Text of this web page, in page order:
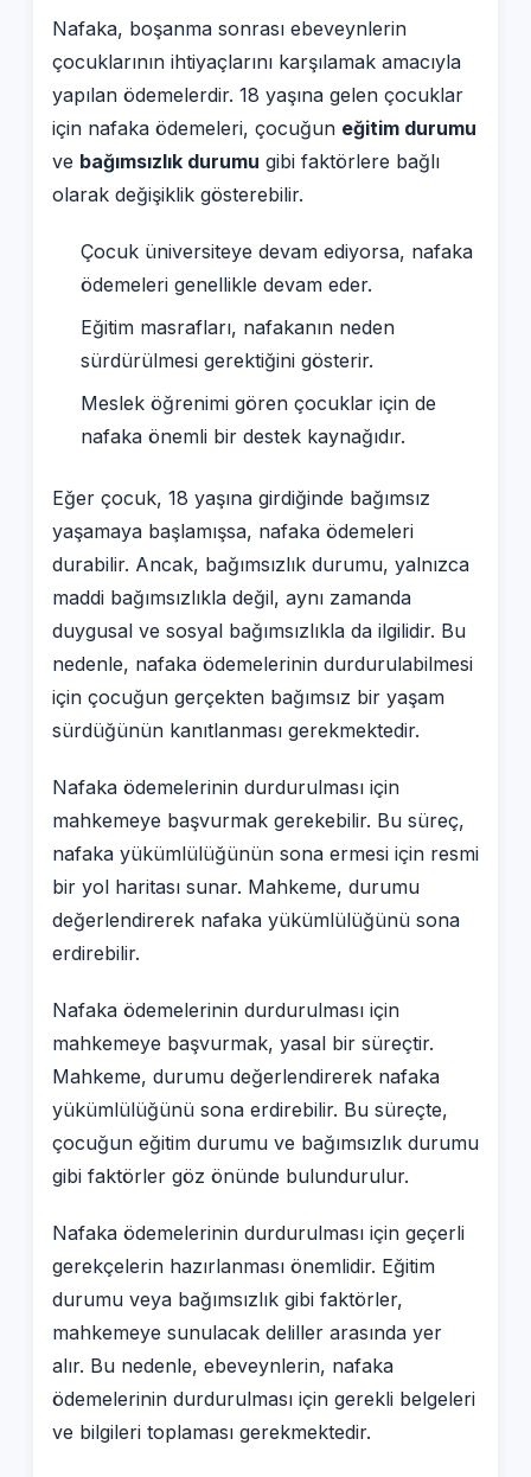
Nafaka, boşanma sonrası ebeveynlerin
çocuklarının ihtiyaçlarını karşılamak amacıyla
yapılan ödemelerdir. 18 yaşına gelen çocuklar
için nafaka ödemeleri, çocuğun eğitim durumu
ve bağımsızlık durumu gibi faktörlere bağlı
olarak değişiklik gösterebilir.
Çocuk üniversiteye devam ediyorsa, nafaka
ödemeleri genellikle devam eder.
Eğitim masrafları, nafakanın neden
sürdürülmesi gerektiğini gösterir.
Meslek öğrenimi gören çocuklar için de
nafaka önemli bir destek kaynağıdır.
Eğer çocuk, 18 yaşına girdiğinde bağımsız
yaşamaya başlamışsa, nafaka ödemeleri
durabilir. Ancak, bağımsızlık durumu, yalnızca
maddi bağımsızlıkla değil, aynı zamanda
duygusal ve sosyal bağımsızlıkla da ilgilidir. Bu
nedenle, nafaka ödemelerinin durdurulabilmesi
için çocuğun gerçekten bağımsız bir yaşam
sürdüğünün kanıtlanması gerekmektedir.
Nafaka ödemelerinin durdurulması için
mahkemeye başvurmak gerekebilir. Bu süreç,
nafaka yükümlülüğünün sona ermesi için resmi
bir yol haritası sunar. Mahkeme, durumu
değerlendirerek nafaka yükümlülüğünü sona
erdirebilir.
Nafaka ödemelerinin durdurulması için
mahkemeye başvurmak, yasal bir süreçtir.
Mahkeme, durumu değerlendirerek nafaka
yükümlülüğünü sona erdirebilir. Bu süreçte,
çocuğun eğitim durumu ve bağımsızlık durumu
gibi faktörler göz önünde bulundurulur.
Nafaka ödemelerinin durdurulması için geçerli
gerekçelerin hazırlanması önemlidir. Eğitim
durumu veya bağımsızlık gibi faktörler,
mahkemeye sunulacak deliller arasında yer
alır. Bu nedenle, ebeveynlerin, nafaka
ödemelerinin durdurulması için gerekli belgeleri
ve bilgileri toplaması gerekmektedir.